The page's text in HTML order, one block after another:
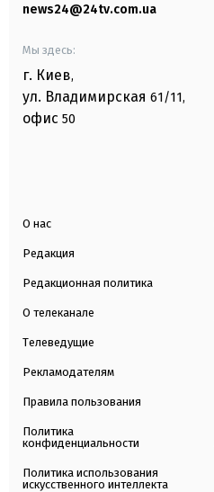
news24@24tv.com.ua
Мы здесь:
г. Киев,
ул. Владимирская 61/11,
офис 50
О нас
Редакция
Редакционная политика
О телеканале
Телеведущие
Рекламодателям
Правила пользования
Политика
конфиденциальности
Политика использования
искусственного интеллекта